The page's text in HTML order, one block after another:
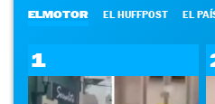
ELMOTOR EL HUFFPOST EL
1